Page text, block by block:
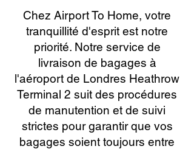
Chez Airport To Home, votre
tranquillité d'esprit est notre
priorité. Notre service de
livraison de bagages à
l'aéroport de Londres Heathrow
Terminal 2 suit des procédures
de manutention et de suivi
strictes pour garantir que vos
bagages soient toujours entre